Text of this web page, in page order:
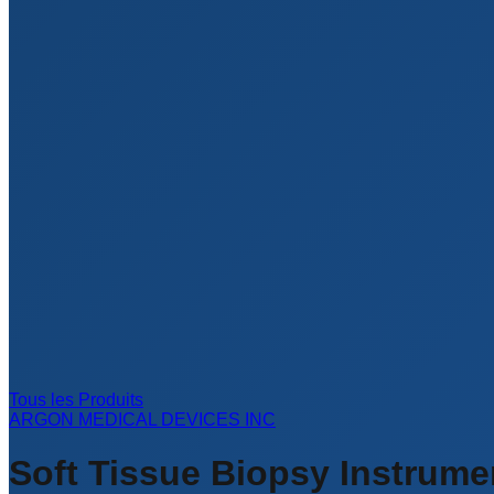
Tous les Produits
ARGON MEDICAL DEVICES INC
Soft Tissue Biopsy